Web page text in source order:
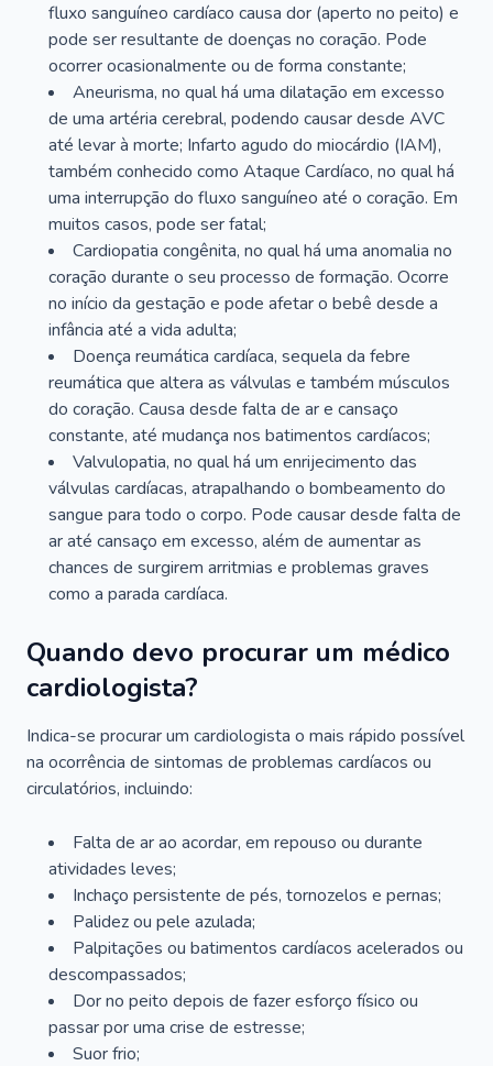
fluxo sanguíneo cardíaco causa dor (aperto no peito) e
pode ser resultante de doenças no coração. Pode
ocorrer ocasionalmente ou de forma constante;
Aneurisma, no qual há uma dilatação em excesso
de uma artéria cerebral, podendo causar desde AVC
até levar à morte; Infarto agudo do miocárdio (IAM),
também conhecido como Ataque Cardíaco, no qual há
uma interrupção do fluxo sanguíneo até o coração. Em
muitos casos, pode ser fatal;
Cardiopatia congênita, no qual há uma anomalia no
coração durante o seu processo de formação. Ocorre
no início da gestação e pode afetar o bebê desde a
infância até a vida adulta;
Doença reumática cardíaca, sequela da febre
reumática que altera as válvulas e também músculos
do coração. Causa desde falta de ar e cansaço
constante, até mudança nos batimentos cardíacos;
Valvulopatia, no qual há um enrijecimento das
válvulas cardíacas, atrapalhando o bombeamento do
sangue para todo o corpo. Pode causar desde falta de
ar até cansaço em excesso, além de aumentar as
chances de surgirem arritmias e problemas graves
como a parada cardíaca.
Quando devo procurar um médico
cardiologista?
Indica-se procurar um cardiologista o mais rápido possível
na ocorrência de sintomas de problemas cardíacos ou
circulatórios, incluindo:
Falta de ar ao acordar, em repouso ou durante
atividades leves;
Inchaço persistente de pés, tornozelos e pernas;
Palidez ou pele azulada;
Palpitações ou batimentos cardíacos acelerados ou
descompassados;
Dor no peito depois de fazer esforço físico ou
passar por uma crise de estresse;
Suor frio;